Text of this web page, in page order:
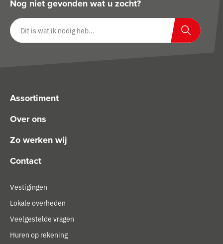
Nog niet gevonden wat u zocht?
Zoeken op website
Zoeken
Assortiment
Over ons
Zo werken wij
Contact
Vestigingen
Lokale overheden
Veelgestelde vragen
Huren op rekening